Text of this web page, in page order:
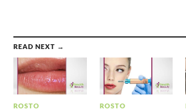
READ NEXT →
ROSTO ROSTO